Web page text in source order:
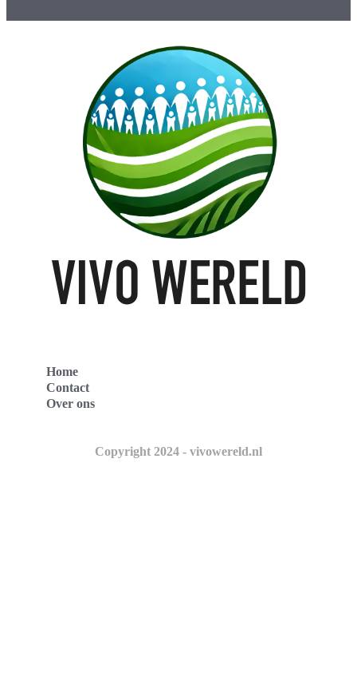
Home
Contact
Over ons
Copyright 2024 - vivowereld.nl